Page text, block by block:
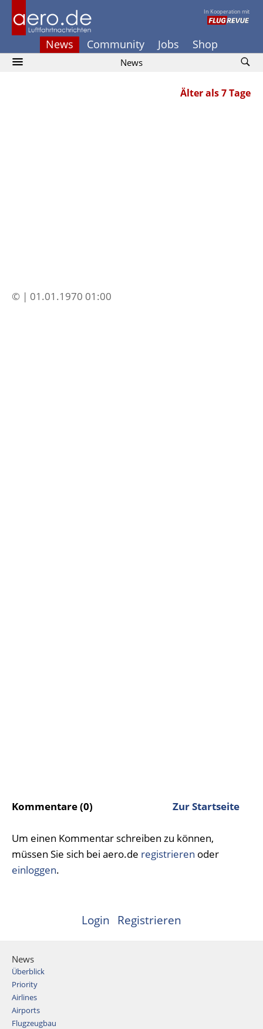
In Kooperation mit
News Community Jobs Shop
News
Älter als 7 Tage
© | 01.01.1970 01:00
Kommentare (0) Zur Startseite
Um einen Kommentar schreiben zu können,
müssen Sie sich bei aero.de registrieren oder
einloggen.
Login Registrieren
News
Überblick
Priority
Airlines
Airports
Flugzeugbau